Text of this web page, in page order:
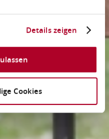
Details zeigen
Cookies